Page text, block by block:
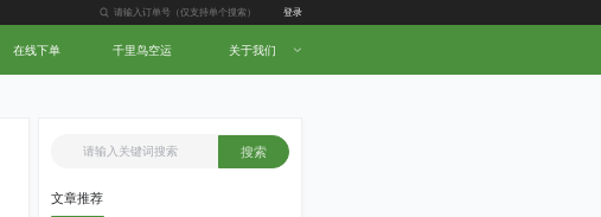
登录
在线下单 千里鸟空运 关于我们
搜索
文章推荐